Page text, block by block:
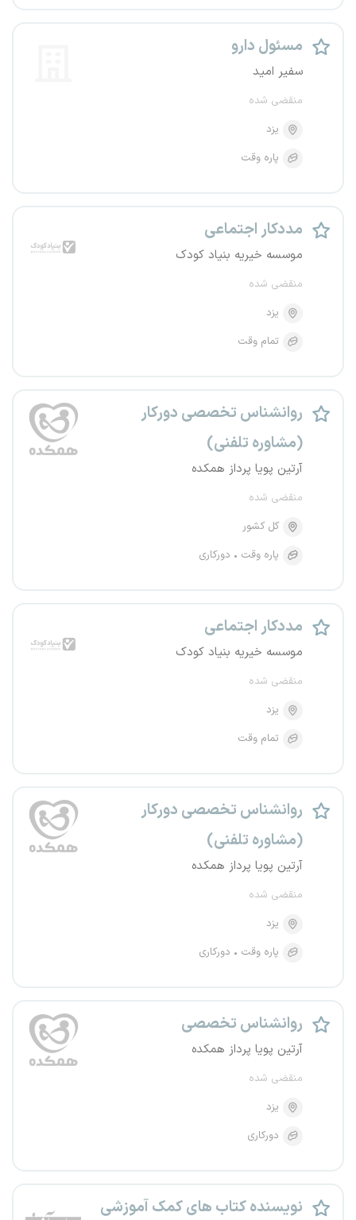
مسئول دارو
سفیر امید
منقضی شده
یزد
پاره وقت
مددکار اجتماعی
موسسه خیریه بنیاد کودک
منقضی شده
یزد
تمام وقت
روانشناس تخصصی دورکار
(مشاوره تلفنی)
آرتین پویا پرداز همکده
منقضی شده
کل کشور
پاره وقت
دورکاری
مددکار اجتماعی
موسسه خیریه بنیاد کودک
منقضی شده
یزد
تمام وقت
روانشناس تخصصی دورکار
(مشاوره تلفنی)
آرتین پویا پرداز همکده
منقضی شده
یزد
پاره وقت
دورکاری
روانشناس تخصصی
آرتین پویا پرداز همکده
منقضی شده
یزد
دورکاری
نویسنده کتاب های کمک آموزشی